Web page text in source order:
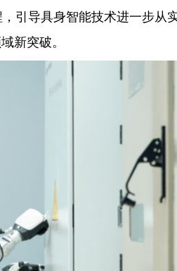
引导具身智能技术进一步从
新突破。